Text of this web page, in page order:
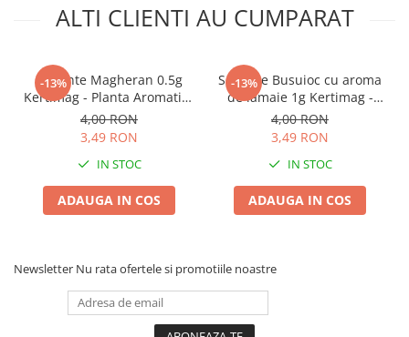
Vinificatie
Lichidare STOC
Produse Bricolaj
Acumulatori si Incarcatoare
Baros / Ciocan / Topor
Burghie
Centuri/chingi
ALTI CLIENTI AU CUMPARAT
-13%
Seminte Magheran 0.5g
Kertimag - Planta Aromatica
si Medicinala pentru
Gradina si Balcon
4,00 RON
3,49 RON
IN STOC
ADAUGA IN COS
-13%
Seminte Busuioc cu aroma
de lamaie 1g Kertimag -
Planta Aromatica Exotica
pentru Deserturi si Peste
4,00 RON
3,49 RON
IN STOC
ADAUGA IN COS
Newsletter Nu rata ofertele si promotiile noastre